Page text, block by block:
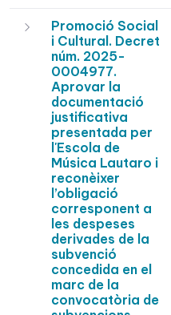
Promoció Social
i Cultural. Decret
núm. 2025-
0004977.
Aprovar la
documentació
justificativa
presentada per
l'Escola de
Música Lautaro i
reconèixer
l’obligació
corresponent a
les despeses
derivades de la
subvenció
concedida en el
marc de la
convocatòria de